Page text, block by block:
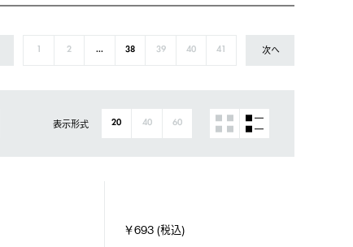
1 2 ... 38 39 40 41 次へ
表示形式 20 40 60
￥693 (税込)